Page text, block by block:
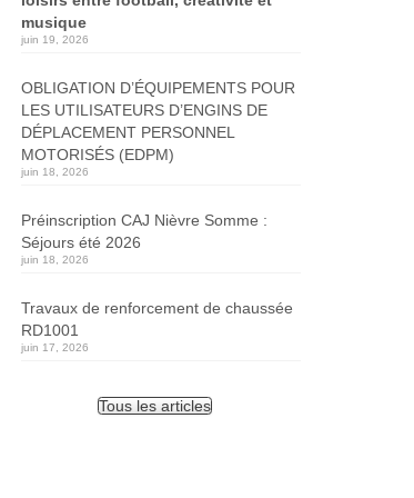
musique
juin 19, 2026
OBLIGATION D’ÉQUIPEMENTS POUR
LES UTILISATEURS D’ENGINS DE
DÉPLACEMENT PERSONNEL
MOTORISÉS (EDPM)
juin 18, 2026
Préinscription CAJ Nièvre Somme :
Séjours été 2026
juin 18, 2026
Travaux de renforcement de chaussée
RD1001
juin 17, 2026
Tous les articles